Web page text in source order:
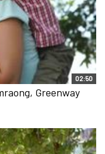
02:50
Greenway